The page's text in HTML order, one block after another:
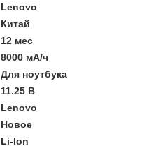
Lenovo
Китай
12 мес
8000 мА/ч
Для ноутбука
11.25 В
Lenovo
Новое
Li-Ion